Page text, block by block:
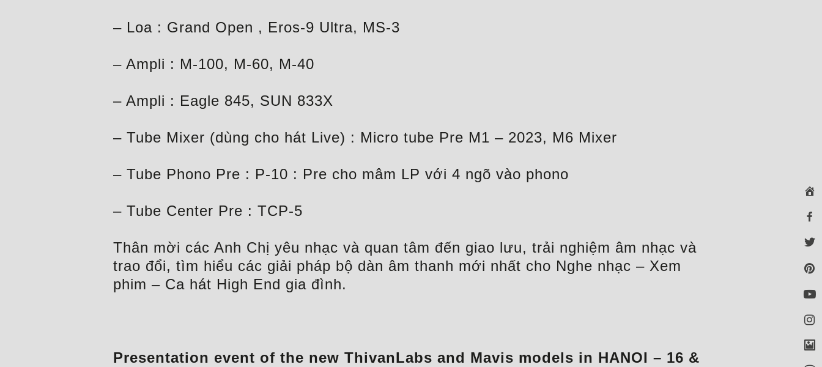
– Loa : Grand Open , Eros-9 Ultra, MS-3
– Ampli : M-100, M-60, M-40
– Ampli : Eagle 845, SUN 833X
– Tube Mixer (dùng cho hát Live) : Micro tube Pre M1 – 2023, M6 Mixer
– Tube Phono Pre : P-10 : Pre cho mâm LP với 4 ngõ vào phono
– Tube Center Pre : TCP-5
Thân mời các Anh Chị yêu nhạc và quan tâm đến giao lưu, trải nghiệm âm nhạc và
trao đổi, tìm hiểu các giải pháp bộ dàn âm thanh mới nhất cho Nghe nhạc – Xem
phim – Ca hát High End gia đình.
Presentation event of the new ThivanLabs and Mavis models in HANOI – 16 &